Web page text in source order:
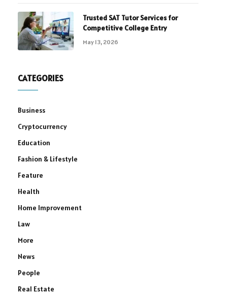
Trusted SAT Tutor Services for
Competitive College Entry
May 13, 2026
CATEGORIES
Business
Cryptocurrency
Education
Fashion & Lifestyle
Feature
Health
Home Improvement
Law
More
News
People
Real Estate